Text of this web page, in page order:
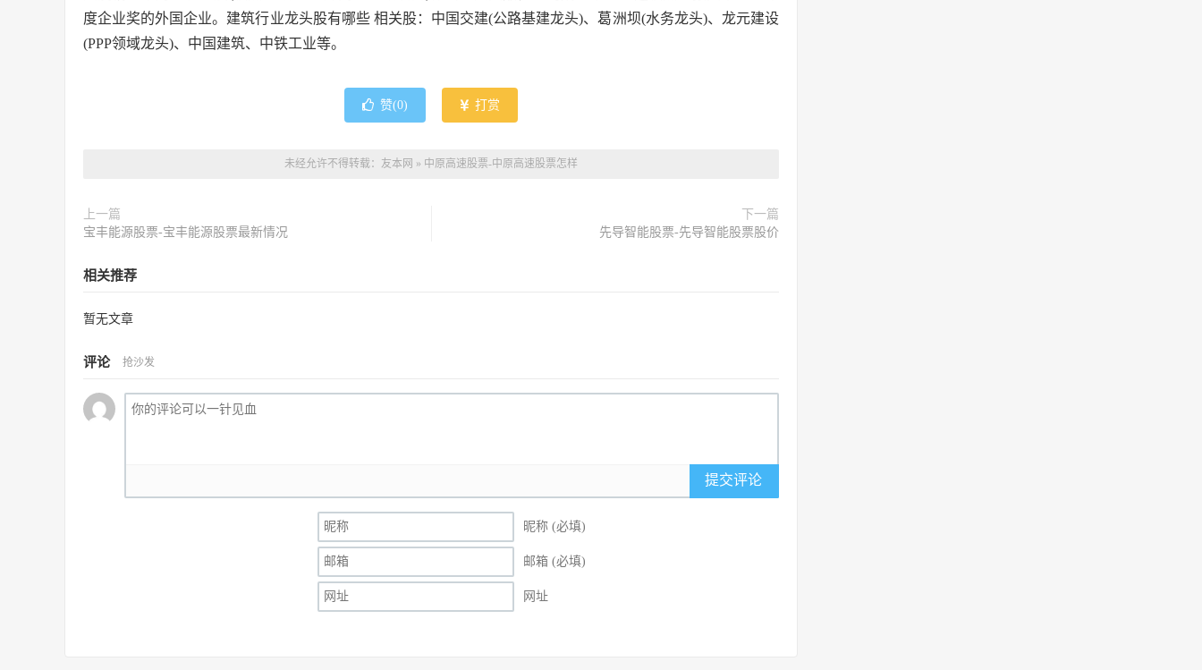
度企业奖的外国企业。建筑行业龙头股有哪些 相关股：中国交建(公路基建龙头)、葛洲坝(水务龙头)、龙元建设
(PPP领域龙头)、中国建筑、中铁工业等。
赞(0) 打赏
未经允许不得转载： 友本网 » 中原高速股票-中原高速股票怎样
上一篇
宝丰能源股票-宝丰能源股票最新情况
下一篇
先导智能股票-先导智能股票股价
相关推荐
暂无文章
评论 抢沙发
提交评论
昵称 (必填)
邮箱 (必填)
网址